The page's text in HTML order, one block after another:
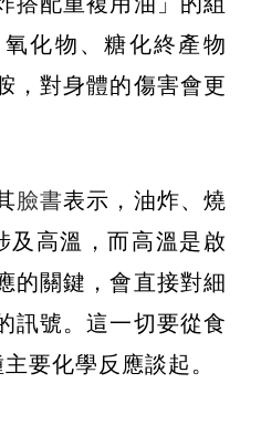
化物、糖化終產物
，對身體的傷害會更
臉書表示，油炸、燒
及高溫，而高溫是啟
的關鍵，會直接對細
訊號。這一切要從食
要化學反應談起。